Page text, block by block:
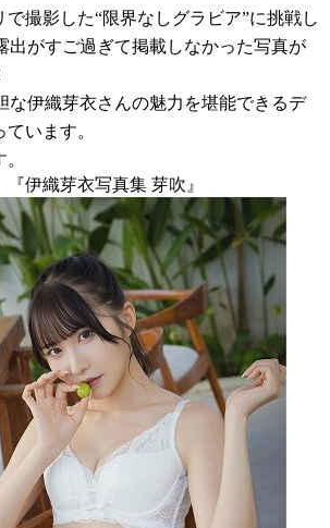
撮影した“限界なしグラビア”に挑戦し
出がすご過ぎて掲載しなかった写真が
な伊織芽衣さんの魅力を堪能できるデ
います。
『伊織芽衣写真集 芽吹』